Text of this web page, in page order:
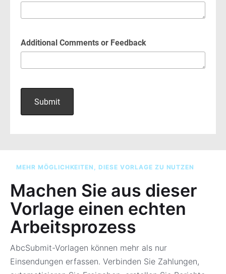
MEHR MÖGLICHKEITEN, DIESE VORLAGE ZU NUTZEN
Machen Sie aus dieser
Vorlage einen echten
Arbeitsprozess
AbcSubmit-Vorlagen können mehr als nur
Einsendungen erfassen. Verbinden Sie Zahlungen,